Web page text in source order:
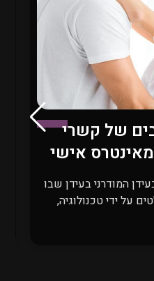
של קשרי
אישי
המודרני בעידן שבו
על ידי טכנולוגיה,
אחד הקשרים